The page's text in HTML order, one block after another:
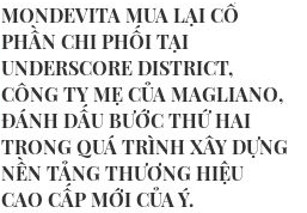
MONDEVITA MUA LẠI CỔ
PHẦN CHI PHỐI TẠI
UNDERSCORE DISTRICT,
CÔNG TY MẸ CỦA MAGLIANO,
ĐÁNH DẤU BƯỚC THỨ HAI
TRONG QUÁ TRÌNH XÂY DỰNG
NỀN TẢNG THƯƠNG HIỆU
CAO CẤP MỚI CỦA Ý.